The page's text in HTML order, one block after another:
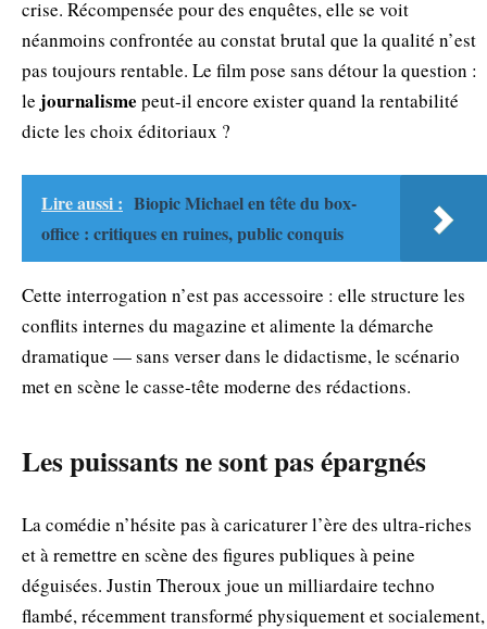
crise. Récompensée pour des enquêtes, elle se voit
néanmoins confrontée au constat brutal que la qualité n’est
pas toujours rentable. Le film pose sans détour la question :
le journalisme peut-il encore exister quand la rentabilité
dicte les choix éditoriaux ?
Lire aussi : Biopic Michael en tête du box-
office : critiques en ruines, public conquis
Cette interrogation n’est pas accessoire : elle structure les
conflits internes du magazine et alimente la démarche
dramatique — sans verser dans le didactisme, le scénario
met en scène le casse-tête moderne des rédactions.
Les puissants ne sont pas épargnés
La comédie n’hésite pas à caricaturer l’ère des ultra-riches
et à remettre en scène des figures publiques à peine
déguisées. Justin Theroux joue un milliardaire techno
flambé, récemment transformé physiquement et socialement,